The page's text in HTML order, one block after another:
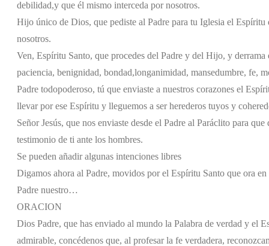
debilidad,y que él mismo interceda por nosotros.
Hijo único de Dios, que pediste al Padre para tu Iglesia el Espíritu
nosotros.
Ven, Espíritu Santo, que procedes del Padre y del Hijo, y
paciencia, benignidad, bondad,longanimidad, mansedumbre, fe,
Padre todopoderoso, tú que enviaste a nuestros corazones el
llevar por ese Espíritu y lleguemos a ser herederos tuyos y
Señor Jesús, que nos enviaste desde el Padre al Paráclito para
testimonio de ti ante los hombres.
Se pueden añadir algunas intenciones libres
Digamos ahora al Padre, movidos por el Espíritu Santo que ora
Padre nuestro…
ORACION
Dios Padre, que has enviado al mundo la Palabra de verdad y el
admirable, concédenos que, al profesar la fe verdadera,